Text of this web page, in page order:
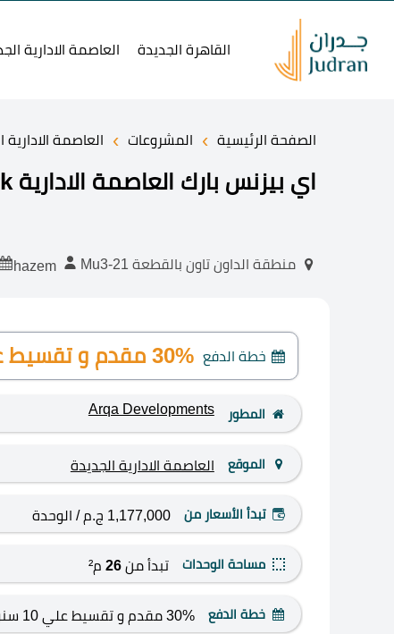
القاهرة الجديدة العاصمة الادارية
الصفحة الرئيسية › المشروعات › العاصمة الادارية
اي بيزنس بارك العاصمة الادارية i business park أسعار وتفاصيل
منطقة الداون تاون بالقطعة Mu3-21 hazem
خطة الدفع 30% مقدم و تقسيط علي 10 سنوات
المطور Arqa Developments
الموقع العاصمة الادارية الجديدة
تبدأ الأسعار من 1,177,000 ج.م / الوحدة
مساحة الوحدات تبدأ من26 م²
خطة الدفع 30% مقدم و تقسيط علي 10 سنوات